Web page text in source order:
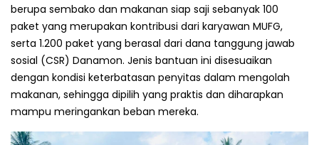
berupa sembako dan makanan siap saji sebanyak 100
paket yang merupakan kontribusi dari karyawan MUFG,
serta 1.200 paket yang berasal dari dana tanggung jawab
sosial (CSR) Danamon. Jenis bantuan ini disesuaikan
dengan kondisi keterbatasan penyitas dalam mengolah
makanan, sehingga dipilih yang praktis dan diharapkan
mampu meringankan beban mereka.